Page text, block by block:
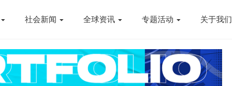
社会新闻 全球资讯 专题活动 关于我们